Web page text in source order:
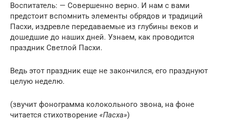
Воспитатель: — Совершенно верно. И нам с вами
предстоит вспомнить элементы обрядов и традиций
Пасхи, издревле передаваемые из глубины веков и
дошедшие до наших дней. Узнаем, как проводится
праздник Светлой Пасхи.
Ведь этот праздник еще не закончился, его празднуют
целую неделю.
(звучит фонограмма колокольного звона, на фоне
читается стихотворение «Пасха»)